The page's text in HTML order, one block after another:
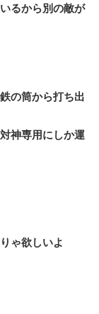
るから別の敵が
の筒から打ち出
神専用にしか運
ゃ欲しいよ